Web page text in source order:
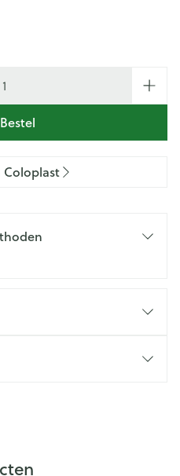
Bestel
Coloplast